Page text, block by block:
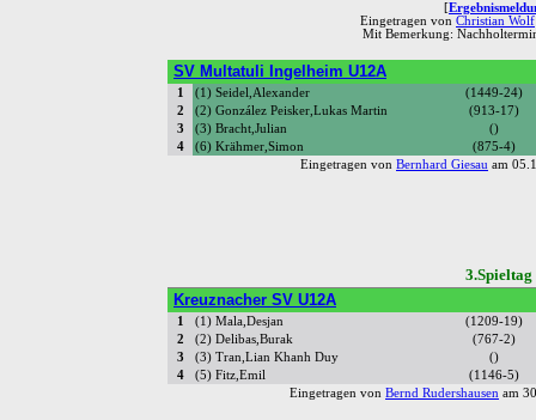
Eingetragen von Christian Wolf
Mit Bemerkung:
SV Multatuli Ingelheim U12A
1 (1) Seidel,Alexander
(1449-24)
2
(2) González Peisker,Lukas Martin
(913-17)
3
(3) Bracht,Julian
()
4
(6) Krähmer,Simon
(875-4)
Eingetragen von Bernhard Giesau am
Kreuznacher SV U12A
1 (1) Mala,Desjan
(1209-19)
2
(2) Delibas,Burak
(767-2)
3
(3) Tran,Lian Khanh Duy
()
4
(5) Fitz,Emil
(1146-5)
Eingetragen von Bernd Rudershausen am